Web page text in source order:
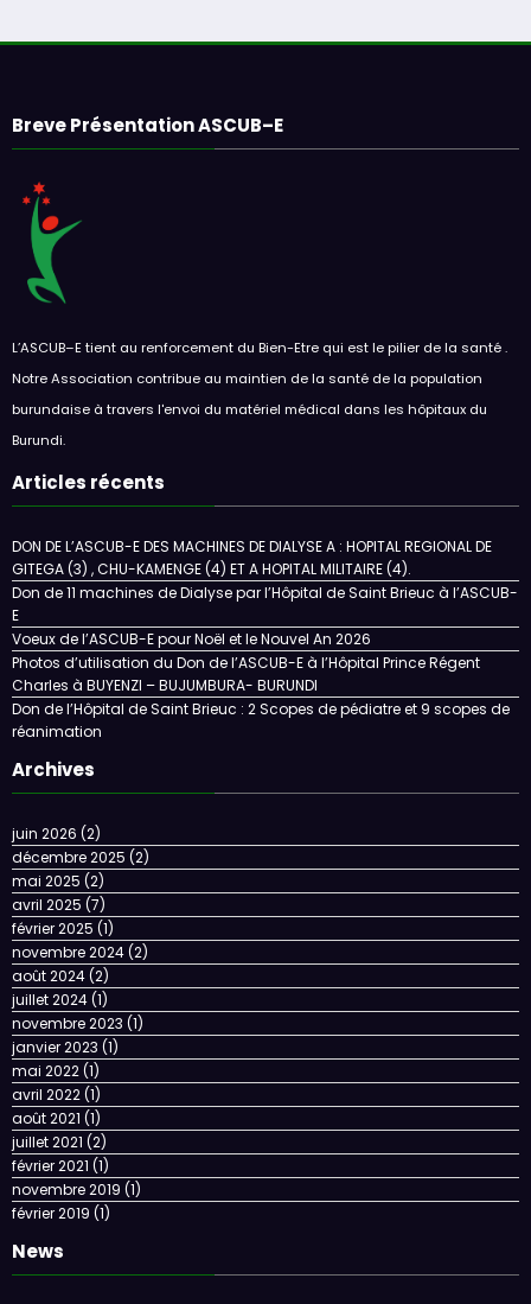
Breve Présentation ASCUB–E
L’ASCUB–E tient au renforcement du Bien-Etre qui est le pilier de la santé .
Notre Association contribue au maintien de la santé de la population
burundaise à travers l'envoi du matériel médical dans les hôpitaux du
Burundi.
Articles récents
DON DE L’ASCUB-E DES MACHINES DE DIALYSE A : HOPITAL REGIONAL DE
GITEGA (3) , CHU-KAMENGE (4) ET A HOPITAL MILITAIRE (4).
Don de 11 machines de Dialyse par l’Hôpital de Saint Brieuc à l’ASCUB-
E
Voeux de l’ASCUB-E pour Noël et le Nouvel An 2026
Photos d’utilisation du Don de l’ASCUB-E à l’Hôpital Prince Régent
Charles à BUYENZI – BUJUMBURA- BURUNDI
Don de l’Hôpital de Saint Brieuc : 2 Scopes de pédiatre et 9 scopes de
réanimation
Archives
juin 2026 (2)
décembre 2025 (2)
mai 2025 (2)
avril 2025 (7)
février 2025 (1)
novembre 2024(2)
août 2024(2)
juillet 2024(1)
novembre 2023 (1)
janvier 2023 (1)
mai 2022(1)
avril 2022(1)
août 2021 (1)
juillet 2021 (2)
février 2021 (1)
novembre 2019 (1)
février 2019 (1)
News